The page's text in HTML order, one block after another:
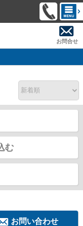
お問合せ
む
お問い合わせ